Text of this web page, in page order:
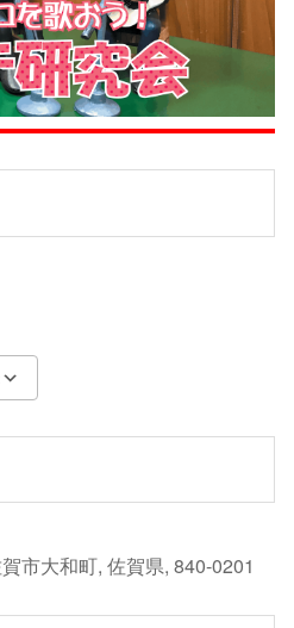
市大和町, 佐賀県, 840-0201